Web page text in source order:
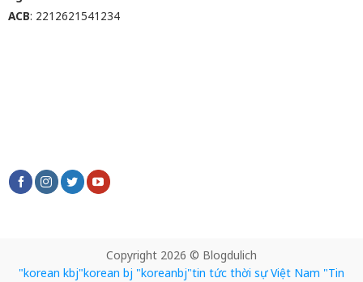
ACB: 2212621541234
Copyright 2026 © Blogdulich
"korean kbj​"korean bj "koreanbj​"tin tức thời sự Việt Nam "Tin